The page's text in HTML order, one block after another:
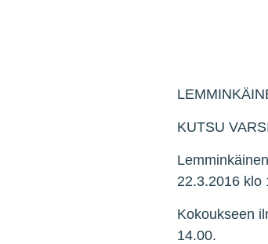
KUTSU
22.3.2016 klo
Kokoukseen
14.00.